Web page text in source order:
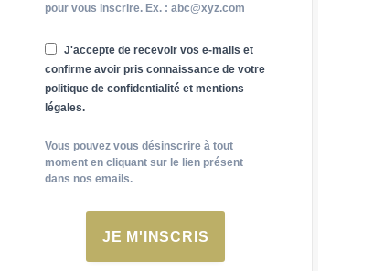
pour vous inscrire. Ex. : abc@xyz.com
J'accepte de recevoir vos e-mails et
confirme avoir pris connaissance de votre
politique de confidentialité et mentions
légales.
Vous pouvez vous désinscrire à tout
moment en cliquant sur le lien présent
dans nos emails.
JE M'INSCRIS